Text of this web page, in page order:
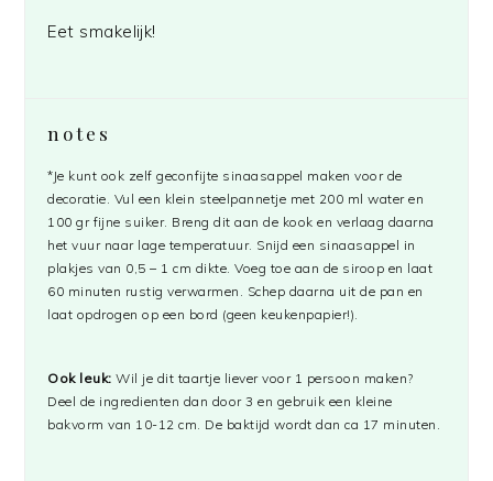
Eet smakelijk!
notes
*Je kunt ook zelf geconfijte sinaasappel maken voor de
decoratie. Vul een klein steelpannetje met 200 ml water en
100 gr fijne suiker. Breng dit aan de kook en verlaag daarna
het vuur naar lage temperatuur. Snijd een sinaasappel in
plakjes van 0,5 – 1 cm dikte. Voeg toe aan de siroop en laat
60 minuten rustig verwarmen. Schep daarna uit de pan en
laat opdrogen op een bord (geen keukenpapier!).
Ook leuk: Wil je dit taartje liever voor 1 persoon maken?
Deel de ingredienten dan door 3 en gebruik een kleine
bakvorm van 10-12 cm. De baktijd wordt dan ca 17 minuten.